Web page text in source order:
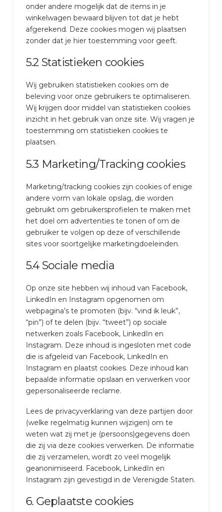
onder andere mogelijk dat de items in je
winkelwagen bewaard blijven tot dat je hebt
afgerekend. Deze cookies mogen wij plaatsen
zonder dat je hier toestemming voor geeft.
5.2 Statistieken cookies
Wij gebruiken statistieken cookies om de
beleving voor onze gebruikers te optimaliseren.
Wij krijgen door middel van statistieken cookies
inzicht in het gebruik van onze site. Wij vragen je
toestemming om statistieken cookies te
plaatsen.
5.3 Marketing/Tracking cookies
Marketing/tracking cookies zijn cookies of enige
andere vorm van lokale opslag, die worden
gebruikt om gebruikersprofielen te maken met
het doel om advertenties te tonen of om de
gebruiker te volgen op deze of verschillende
sites voor soortgelijke marketingdoeleinden.
5.4 Sociale media
Op onze site hebben wij inhoud van Facebook,
LinkedIn en Instagram opgenomen om
webpagina’s te promoten (bijv. “vind ik leuk”,
“pin”) of te delen (bijv. “tweet”) op sociale
netwerken zoals Facebook, LinkedIn en
Instagram. Deze inhoud is ingesloten met code
die is afgeleid van Facebook, LinkedIn en
Instagram en plaatst cookies. Deze inhoud kan
bepaalde informatie opslaan en verwerken voor
gepersonaliseerde reclame.
Lees de privacyverklaring van deze partijen door
(welke regelmatig kunnen wijzigen) om te
weten wat zij met je (persoons)gegevens doen
die zij via deze cookies verwerken. De informatie
die zij verzamelen, wordt zo veel mogelijk
geanonimiseerd. Facebook, LinkedIn en
Instagram zijn gevestigd in de Verenigde Staten.
6. Geplaatste cookies